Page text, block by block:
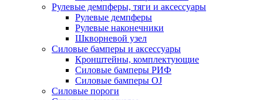
Рулевые демпферы, тяги и аксессуары
Рулевые демпферы
Рулевые наконечники
Шкворневой узел
Силовые бамперы и аксессуары
Кронштейны, комплектующие
Силовые бамперы РИФ
Силовые бамперы OJ
Силовые пороги